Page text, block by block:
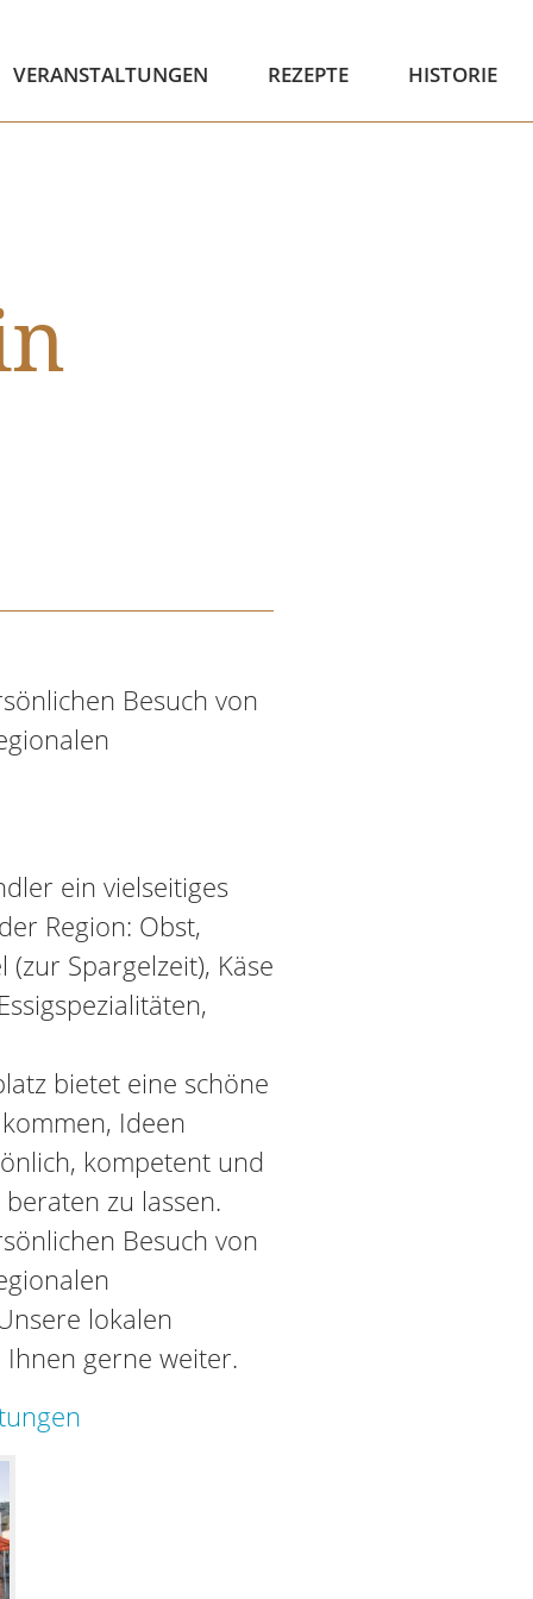
VERANSTALTUNGEN REZEPTE HISTORIE
Besuch von
ein vielseitiges
Region: Obst,
Spargelzeit), Käse
bietet eine schöne
Ideen
kompetent und
zu lassen.
Besuch von
lokalen
gerne weiter.